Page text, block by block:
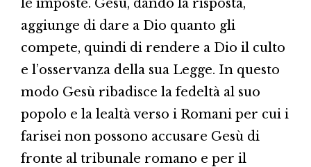
le imposte. Gesù, dando la risposta,
aggiunge di dare a Dio quanto gli
compete, quindi di rendere a Dio il culto
e l’osservanza della sua Legge. In questo
modo Gesù ribadisce la fedeltà al suo
popolo e la lealtà verso i Romani per cui i
farisei non possono accusare Gesù di
fronte al tribunale romano e per il